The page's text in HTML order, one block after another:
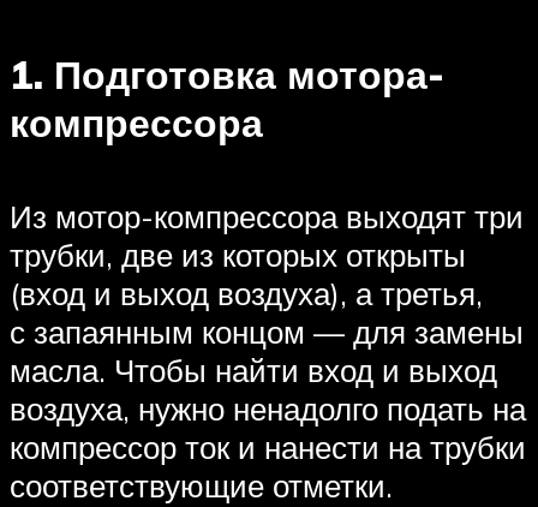
1. Подготовка мотора-
компрессора
Из мотор-компрессора выходят три
трубки, две из которых открыты
(вход и выход воздуха), а третья,
с запаянным концом — для замены
масла. Чтобы найти вход и выход
воздуха, нужно ненадолго подать на
компрессор ток и нанести на трубки
соответствующие отметки.